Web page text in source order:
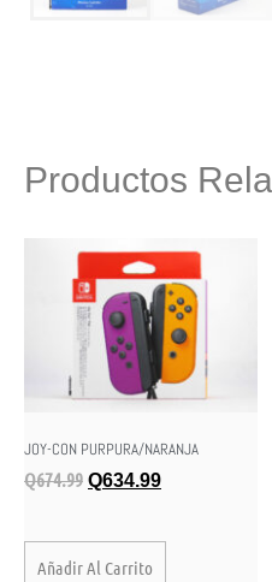
Productos
JOY-CON PURPURA/NARANJA
Q674.99 Q634.99
Añadir Al Carrito